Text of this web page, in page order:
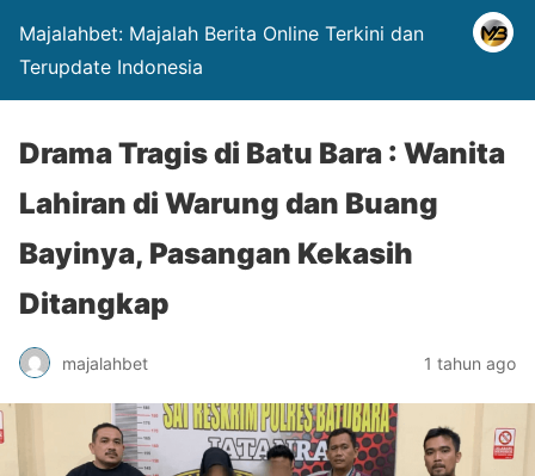
Majalahbet: Majalah Berita Online Terkini dan
Terupdate Indonesia
Drama Tragis di Batu Bara : Wanita
Lahiran di Warung dan Buang
Bayinya, Pasangan Kekasih
Ditangkap
majalahbet 1 tahun ago